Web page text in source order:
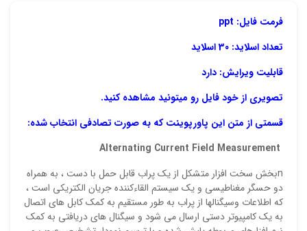
فرمت فایل: ppt
تعداد اسلاید: 30 اسلاید
قابلیت ویرایش: دارد
تصویری از خود فایل رو میتونید مشاهده کنید.
قسمتی از متن این پاورپوینت که به صورت تصادفی انتخاب شده:
nبخش سخت افزار متشکل از یک پراب قابل حمل با دست ، به همراه
دو حسگر مغناطیسی و یک سیستم القاءکننده جریان الکتریکی است ،
که اطلاعات وسیگنالها از پراب به طور مستقیم به کمک کابل های اتصال
به یک کامپیوتر دستی ارسال می شود و سیگنال های دریافتی به کمک